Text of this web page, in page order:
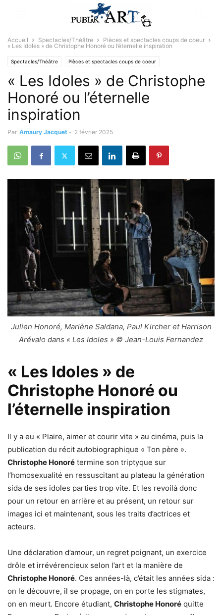
Accueil Spectacles/Théâtre
Pièces et spectacles coups de coeur
« Les Idoles » de Christophe Honoré ou l’éternelle inspiration
Spectacles/Théâtre Pièces et spectacles coups de coeur
Sélectionné par la rédaction
« Les Idoles » de Christophe
Honoré ou l’éternelle
inspiration
Par Amaury Jacquet - 2 février 2025
Julien Honoré, Marlène Saldana, Paul Kircher et Harrison
Arévalo dans « Les Idoles » © Jean-Louis Fernandez
« Les Idoles » de
Christophe Honoré ou
l’éternelle inspiration
Il y a eu « Plaire, aimer et courir vite » au cinéma, puis la
publication du récit autobiographique « Ton père ».
Christophe Honoré termine son triptyque sur
l’homosexualité en ressuscitant au plateau la génération
sida de ses idoles parties trop vite. Et les revoilà donc
pour un retour en arrière et au présent, un retour sur
images ici et maintenant, sous les traits d’actrices et
acteurs.
Une déclaration d’amour, un regret poignant, un exercice
drôle et irrévérencieux selon l’art et la manière de
Christophe Honoré. Ces années-là, c’était les années sida :
on le découvre, il se propage, on en porte les stigmates,
on en meurt. Encore étudiant, Christophe Honoré quitte